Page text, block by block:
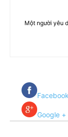
Một người yêu
Facebook
Google +